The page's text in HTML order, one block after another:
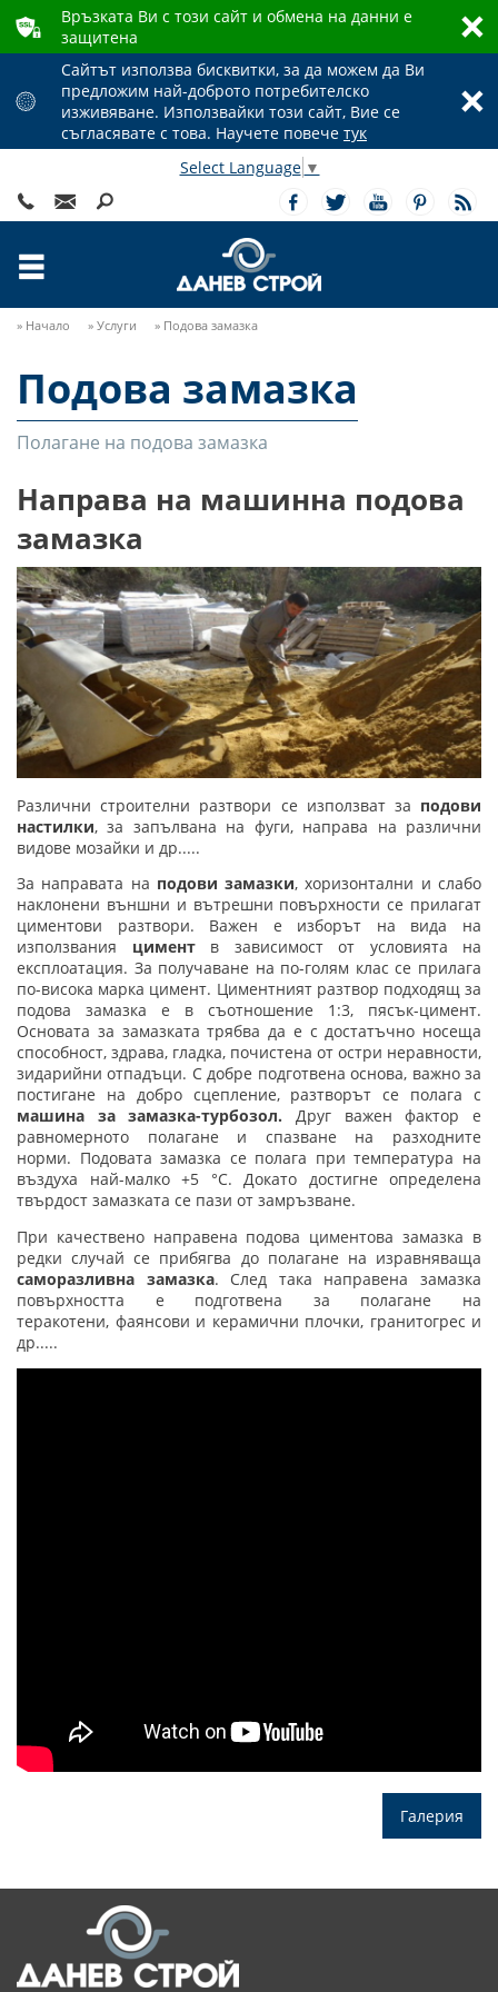
ʥ
Връзката Ви с този сайт и обмена на данни е
защитена
ı
ʦ
Сайтът използва бисквитки, за да можем да Ви
предложим най-доброто потребителско
изживяване. Използвайки този сайт, Вие се
съгласявате с това. Научете повече тук
ı
Select Language ▼
Ÿ Ś ř ă Ū ů ɍ Ɛ
» Начало » Услуги » Подова замазка
Подова замазка
Полагане на подова замазка
Направа на машинна подова
замазка
Различни строителни разтвори се използват за подови
настилки, за запълвана на фуги, направа на различни
видове мозайки и др.....
За направата на подови замазки, хоризонтални и слабо
наклонени външни и вътрешни повърхности се прилагат
циментови разтвори. Важен е изборът на вида на
използвания циментв зависимост от условията на
експлоатация. За получаване на по-голям клас се прилага
по-висока марка цимент. Циментният разтвор подходящ за
подова замазка е в съотношение 1:3, пясък-цимент.
Основата за замазката трябва да е с достатъчно носеща
способност, здрава, гладка, почистена от остри неравности,
зидарийни отпадъци. С добре подготвена основа, важно за
постигане на добро сцепление, разтворът се полага с
машина за замазка-турбозол. Друг важен фактор е
равномерното полагане и спазване на разходните
норми. Подовата замазка се полага при температура на
въздуха най-малко +5 °C. Докато достигне определена
твърдост замазката се пази от замръзване.
При качествено направена подова циментова замазка в
редки случай се прибягва до полагане на изравняваща
саморазливна замазка. След така направена замазка
повърхността е подготвена за полагане на
теракотени, фаянсови и керамични плочки, гранитогрес и
др.....
Галерия